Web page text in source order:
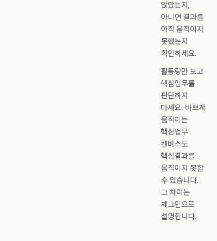
않았는지,
아니면 결과를
아직 움직이지
못했는지
확인하세요.
활동량만 보고
핵심업무를
판단하지
마세요. 바쁘게
움직이는
핵심업무
캔버스도
핵심결과를
움직이지 못할
수 있습니다.
그 차이는
체크인으로
설명합니다.